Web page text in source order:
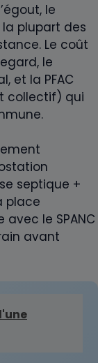
le
plupart des
Le coût
le
et la PFAC
collectif) qui
septique +
place
le SPANC
avant